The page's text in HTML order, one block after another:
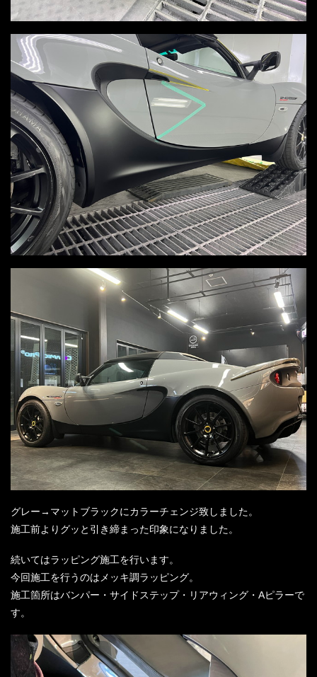
グレー→マットブラックにカラーチェンジ致しました。
施工前よりグッと引き締まった印象になりました。
続いてはラッピング施工を行います。
今回施工を行うのはメッキ調ラッピング。
施工箇所はバンパー・サイドステップ・リアウィング・Aピラーで
す。